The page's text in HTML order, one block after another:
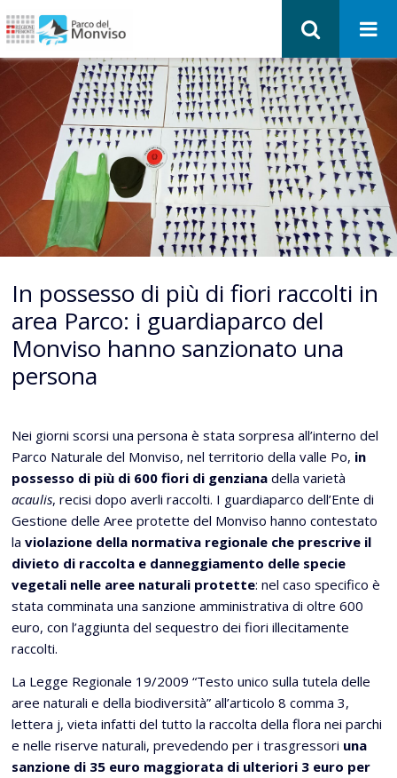
In possesso di più di fiori raccolti in
area Parco: i guardiaparco del
Monviso hanno sanzionato una
persona
Nei giorni scorsi una persona è stata sorpresa all’interno del
Parco Naturale del Monviso, nel territorio della valle Po, in
possesso di più di 600 fiori di genziana della varietà
acaulis, recisi dopo averli raccolti. I guardiaparco dell’Ente di
Gestione delle Aree protette del Monviso hanno contestato
la violazione della normativa regionale che prescrive il
divieto di raccolta e danneggiamento delle specie
vegetali nelle aree naturali protette: nel caso specifico è
stata comminata una sanzione amministrativa di oltre 600
euro, con l’aggiunta del sequestro dei fiori illecitamente
raccolti.
La Legge Regionale 19/2009 “Testo unico sulla tutela delle
aree naturali e della biodiversità” all’articolo 8 comma 3,
lettera j, vieta infatti del tutto la raccolta della flora nei parchi
e nelle riserve naturali, prevedendo per i trasgressori una
sanzione di 35 euro maggiorata di ulteriori 3 euro per